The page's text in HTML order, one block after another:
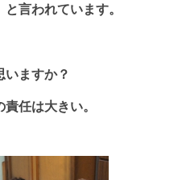
と言われています。
いますか？
任は大きい。